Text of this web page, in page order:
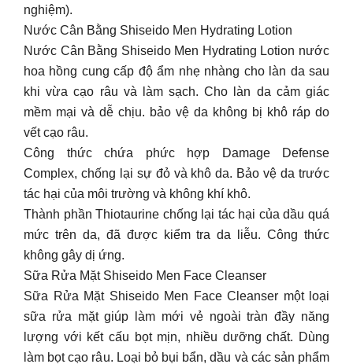
nghiệm).
Nước Cân Bằng Shiseido Men Hydrating Lotion
Nước Cân Bằng Shiseido Men Hydrating Lotion nước
hoa hồng cung cấp độ ẩm nhẹ nhàng cho làn da sau
khi vừa cạo râu và làm sạch. Cho làn da cảm giác
mềm mại và dễ chịu. bảo vệ da không bị khô ráp do
vết cạo râu.
Công thức chứa phức hợp Damage Defense
Complex, chống lại sự đỏ và khô da. Bảo vệ da trước
tác hại của môi trường và không khí khô.
Thành phần Thiotaurine chống lại tác hại của dầu quá
mức trên da, đã được kiểm tra da liễu. Công thức
không gây dị ứng.
Sữa Rửa Mặt Shiseido Men Face Cleanser
Sữa Rửa Mặt Shiseido Men Face Cleanser một loại
sữa rửa mặt giúp làm mới vẻ ngoài tràn đầy năng
lượng với kết cấu bọt mịn, nhiều dưỡng chất. Dùng
làm bọt cạo râu. Loại bỏ bụi bẩn, dầu và các sản phẩm